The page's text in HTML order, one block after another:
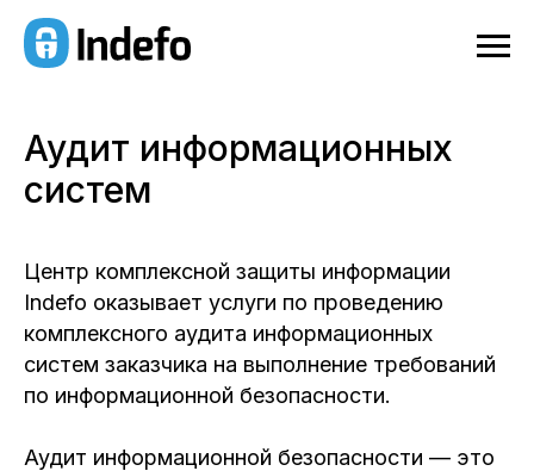
Аудит информационных
систем
Центр комплексной защиты информации
Indefo оказывает услуги по проведению
комплексного аудита информационных
систем заказчика на выполнение требований
по информационной безопасности.
Аудит информационной безопасности — это